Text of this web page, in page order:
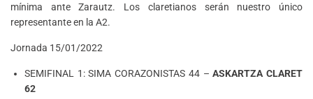
mínima ante Zarautz. Los claretianos serán nuestro único
representante en la A2.
Jornada 15/01/2022
SEMIFINAL 1: SIMA CORAZONISTAS 44 –ASKARTZA CLARET
62